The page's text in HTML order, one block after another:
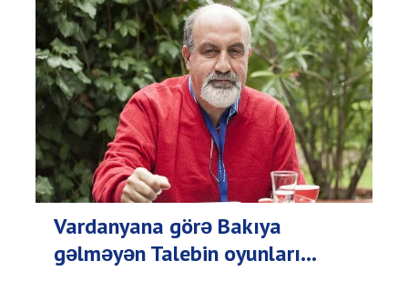
Vardanyana görə Bakıya
gəlməyən Talebin oyunları...